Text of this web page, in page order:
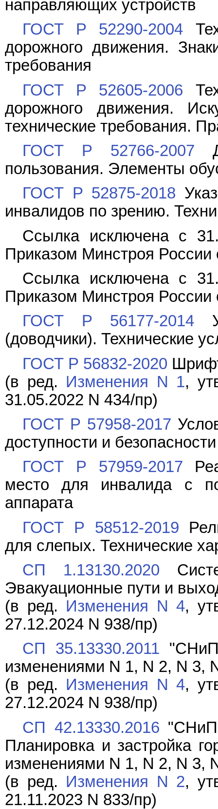
направляющих устройств
ГОСТ Р 52290-2004
дорожного движения.
требования
ГОСТ Р 52605-2006
дорожного движения.
технические требования.
ГОСТ Р 52766-2007
пользования. Элементы
ГОСТ Р 52875-2018
инвалидов по зрению.
Ссылка исключена с
Приказом Минстроя России
Ссылка исключена с
Приказом Минстроя России
ГОСТ Р 56177-2014
(доводчики). Технические
ГОСТ Р 56832-2020
(в ред. Изменения N 1,
31.05.2022 N 434/пр)
ГОСТ Р 57958-2017
доступности и безопасности
ГОСТ Р 57959-2017
место для инвалида с
аппарата
ГОСТ Р 58512-2019
для слепых. Технические
СП 1.13130.2020
Эвакуационные пути и
(в ред. Изменения N 4,
27.12.2024 N 938/пр)
СП 35.13330.2011
изменениями N 1, N 2, N 3,
(в ред. Изменения N 4,
27.12.2024 N 938/пр)
СП 42.13330.2016 "СНиП
Планировка и застройка
изменениями N 1, N 2, N 3,
(в ред. Изменения N 2,
21.11.2023 N 833/пр)